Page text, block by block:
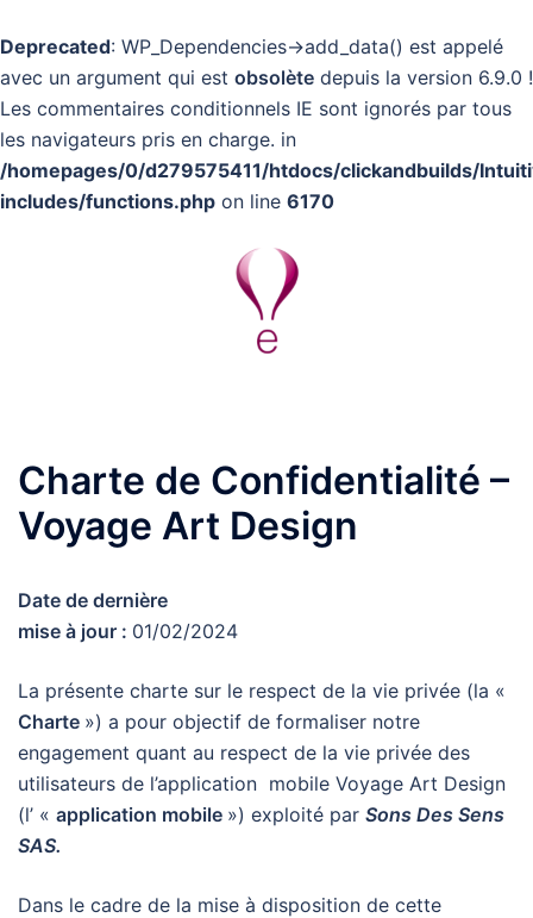
Deprecated: WP_Dependencies->add_data() est appelé
avec un argument qui est obsolète depuis la version 6.9.0 !
Les commentaires conditionnels IE sont ignorés par tous
les navigateurs pris en charge. in
/homepages/0/d279575411/htdocs/clickandbuilds/
includes/functions.php on line 6170
Charte de Confidentialité –
Voyage Art Design
Date de dernière
mise à jour : 01/02/2024
La présente charte sur le respect de la vie privée (la «
Charte ») a pour objectif de formaliser notre
engagement quant au respect de la vie privée des
utilisateurs de l’application mobile Voyage Art Design
(l’ « application mobile ») exploité par Sons Des Sens
SAS.
Dans le cadre de la mise à disposition de cette